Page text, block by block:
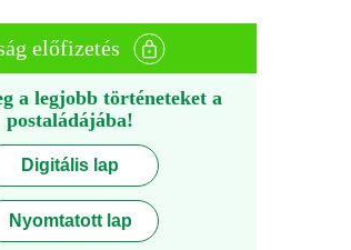
előfizetés
a legjobb történeteket a
postaládájába!
Digitális lap
Nyomtatott lap